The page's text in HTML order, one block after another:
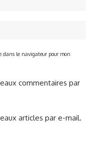
dans le navigateur pour mon
commentaires par
articles par e-mail.